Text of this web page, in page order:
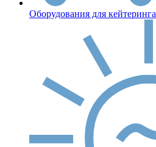
Оборудования для кейтеринга